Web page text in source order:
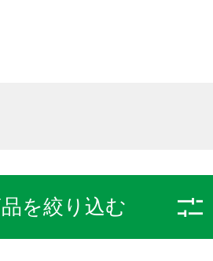
を絞り込む